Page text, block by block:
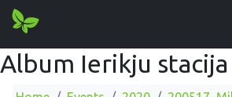
Album Ierikju stacija